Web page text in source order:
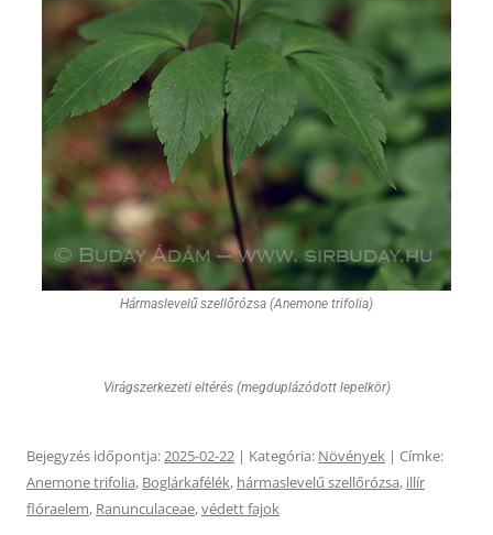
Hármaslevelű szellőrózsa (Anemone trifolia)
Virágszerkezeti eltérés (megduplázódott lepelkör)
Bejegyzés időpontja:2025-02-22 | Kategória: Növények | Címke:
Anemone trifolia, Boglárkafélék, hármaslevelű szellőrózsa, illír
flóraelem, Ranunculaceae,védett fajok